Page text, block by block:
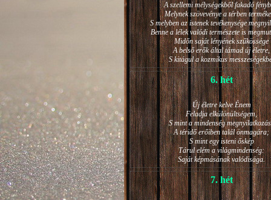
A szellemi mélységekből fakadó
Melynek szövevénye a térben
S melyben az istenek tevékenysége
Benne a lélek valódi természete is
Midőn saját lényének szűkössége
A belső erők által támad új életre,
S kitágul a kozmikus
6. hét
Új életre kelve Énem
Feladja elkülönültségem,
S mint a mindenség
A téridő erőiben talál önmagára;
S mint egy isteni őskép
Tárul elém a világmindenség:
Saját képmásának valódisága.
7. hét